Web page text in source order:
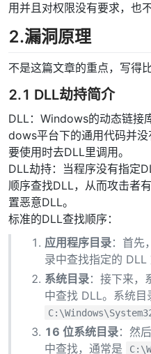
用并且对权限没有要求，也
2.漏洞原理
不是这篇文章的重点，写得
2.1 DLL劫持简介
DLL：Windows的动态链接
dows平台下的通用代码并
要使用时去DLL里调用。
DLL劫持：当程序没有指定
顺序查找DLL，从而攻击者
置恶意DLL。
标准的DLL查找顺序：
应用程序目录：首先
录中查找指定的 DLL
系统目录：接下来，
中查找 DLL。系统目
16 位系统目录：然
中查找，通常是